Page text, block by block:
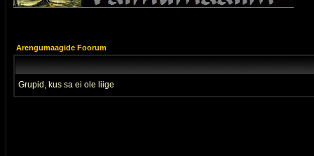
Arengumaagide Foorum
Grupid, kus sa ei ole liige